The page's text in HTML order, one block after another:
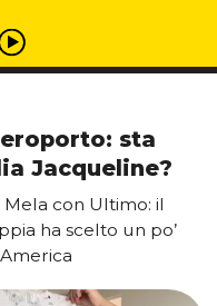
sta
Jacqueline?
con Ultimo: il
ha scelto un po’